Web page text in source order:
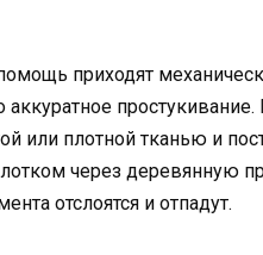
приходят
или плотной тканью и
через деревянную
отслоятся и отпадут.